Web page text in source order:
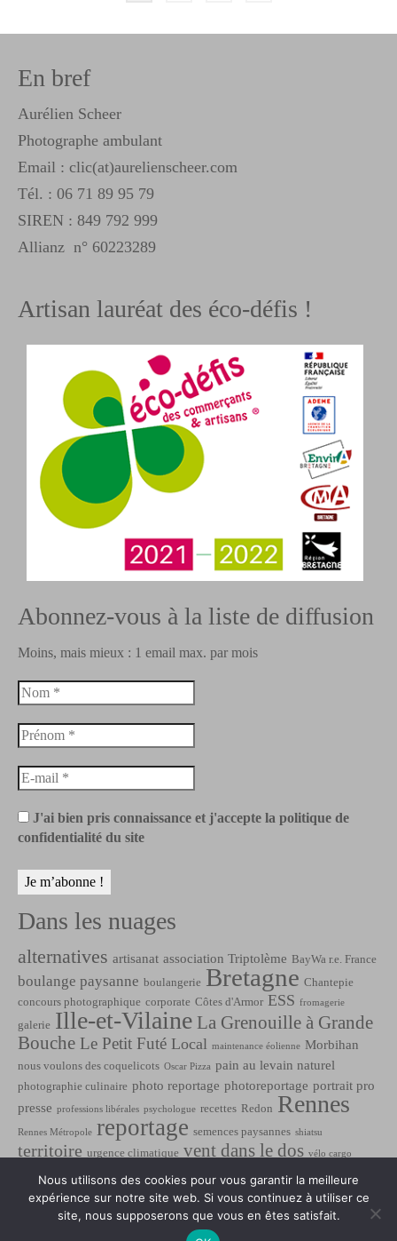
En bref
Aurélien Scheer
Photographe ambulant
Email : clic(at)aurelienscheer.com
Tél. : 06 71 89 95 79
SIREN : 849 792 999
Allianz n° 60223289
Artisan lauréat des éco-défis !
Abonnez-vous à la liste de diffusion
Moins, mais mieux : 1 email max. par mois
J'ai bien pris connaissance et j'accepte la politique de
confidentialité du site
Dans les nuages
alternatives artisanat association Triptolème BayWa r.e. France
boulange paysanne boulangerie Bretagne Chantepie
concours photographique corporate Côtes d'Armor ESS fromagerie
galerie Ille-et-Vilaine La Grenouille à Grande
Bouche Le Petit Futé Local maintenance éolienne Morbihan
nous voulons des coquelicots Oscar Pizza pain au levain naturel
photographie culinaire photo reportage photoreportage portrait pro
presse professions libérales psychologue recettes Redon Rennes
Rennes Métropole reportage semences paysannes shiatsu
territoire urgence climatique vent dans le dos vélo cargo
énergies renouvelables éolien évènementiel
Contact Mentions légales Protection des données Plan de site
© 2026 Aurélien Scheer, le photographe ambulant à Rennes
Nous utilisons des cookies pour vous garantir la meilleure
expérience sur notre site web. Si vous continuez à utiliser ce
site, nous supposerons que vous en êtes satisfait.